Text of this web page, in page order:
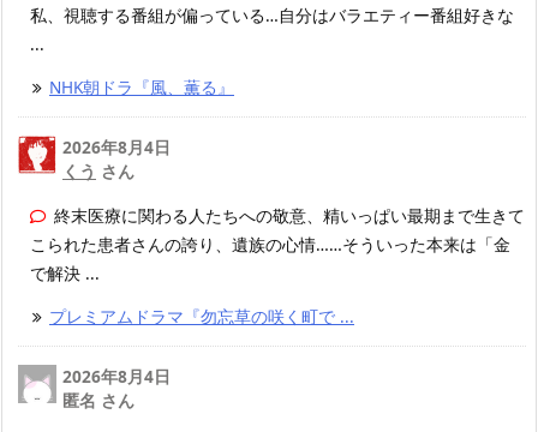
私、視聴する番組が偏っている…自分はバラエティー番組好きな
...
NHK朝ドラ『風、薫る』
2026年8月4日
くう さん
終末医療に関わる人たちへの敬意、精いっぱい最期まで生きて
こられた患者さんの誇り、遺族の心情……そういった本来は「金
で解決 ...
プレミアムドラマ『勿忘草の咲く町で ...
2026年8月4日
匿名 さん